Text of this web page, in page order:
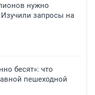
нужно
Изучили запросы на
бесят»: что
пешеходной